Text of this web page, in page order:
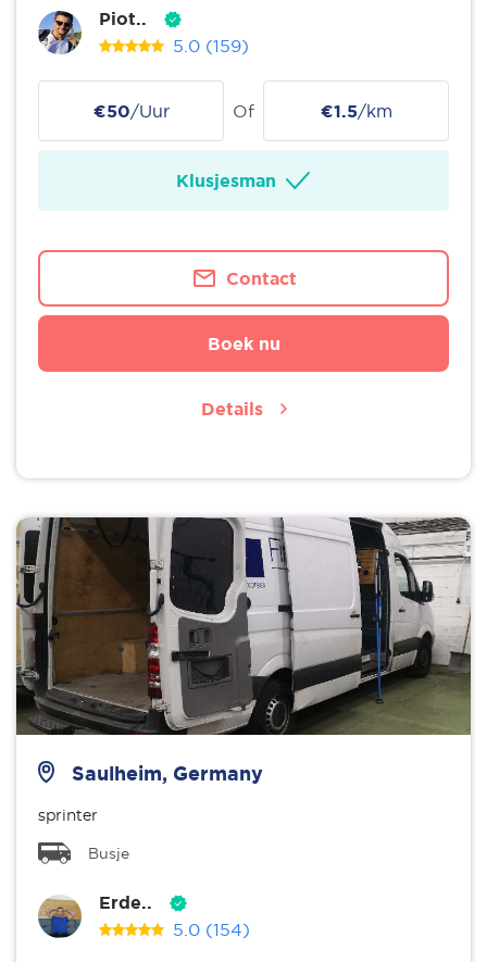
Piot..
5.0 (159)
€50/Uur Of €1.5/km
Klusjesman
Contact
Boek nu
Details
Saulheim, Germany
sprinter
Busje
Erde..
5.0 (154)